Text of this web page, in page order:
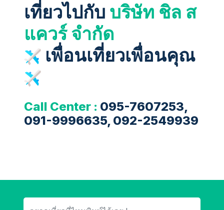
เที่ยวไปกับ บริษัท ชิล ส
แควร์ จำกัด
เพื่อนเที่ยวเพื่อนคุณ
Call Center : 095-7607253,
091-9996635, 092-2549939